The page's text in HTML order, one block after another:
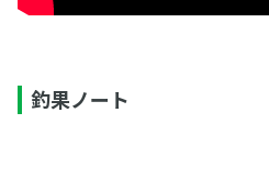
釣果ノート